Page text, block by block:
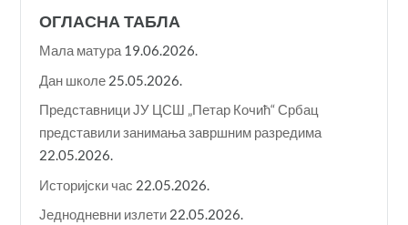
ОГЛАСНА ТАБЛА
Мала матура 19.06.2026.
Дан школе 25.05.2026.
Представници ЈУ ЦСШ „Петар Кочић“ Србац
представили занимања завршним разредима
22.05.2026.
Историјски час 22.05.2026.
Једнодневни излети 22.05.2026.